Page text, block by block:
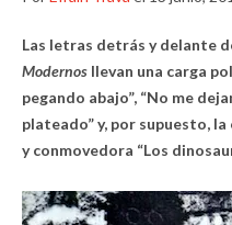
Las letras detrás y delante
Modernos llevan una carga
pegando abajo”, “No me
plateado” y, por supuesto,
y conmovedora “Los